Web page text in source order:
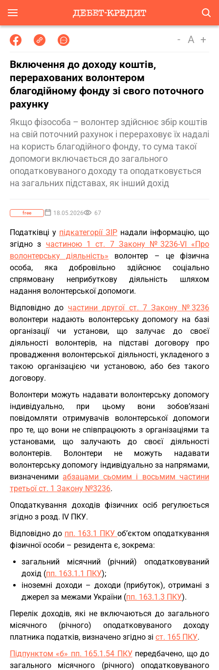
- A +
Включення до доходу коштів,
перерахованих волонтером
благодійному фонду зі свого поточного
рахунку
Якщо фізособа – волонтер здійснює збір коштів
на свій поточний рахунок і перераховує їх надалі
на користь благодійного фонду, то сума такої
допомоги включається до загального
оподатковуваного доходу та оподатковується
на загальних підставах, як інший дохід
free 18.05.2026 67
Податківці у підкатегорії ЗІР надали інформацію, що
згідно з частиною 1 ст. 7 Закону №3236-VI «Про
волонтерську діяльність» волонтер – це фізична
особа, яка добровільно здійснює соціально
спрямовану неприбуткову діяльність шляхом
надання волонтерської допомоги.
Відповідно до частини другої ст. 7 Закону №3236
волонтери надають волонтерську допомогу на базі
організації чи установи, що залучає до своєї
діяльності волонтерів, на підставі договору про
провадження волонтерської діяльності, укладеного з
такою організацією чи установою, або без такого
договору.
Волонтери можуть надавати волонтерську допомогу
індивідуально, при цьому вони зобов’язані
повідомляти отримувачів волонтерської допомоги
про те, що вони не співпрацюють з організаціями та
установами, що залучають до своєї діяльності
волонтерів. Волонтери не можуть надавати
волонтерську допомогу індивідуально за напрямами,
визначеними абзацами сьомим і восьмим частини
третьої ст. 1 Закону №3236.
Оподаткування доходів фізичних осіб регулюється
згідно з розд. IV ПКУ.
Відповідно до пп. 163.1 ПКУ об’єктом оподаткування
фізичної особи – резидента є, зокрема:
загальний місячний (річний) оподатковуваний
дохід (пп. 163.1.1 ПКУ);
іноземні доходи – доходи (прибуток), отримані з
джерел за межами України (пп. 163.1.3 ПКУ).
Перелік доходів, які не включаються до загального
місячного (річного) оподатковуваного доходу
платника податків, визначено згідно зі ст. 165 ПКУ.
Підпунктом «б» пп. 165.1.54 ПКУпередбачено, що до
загального місячного (річного) оподатковуваного